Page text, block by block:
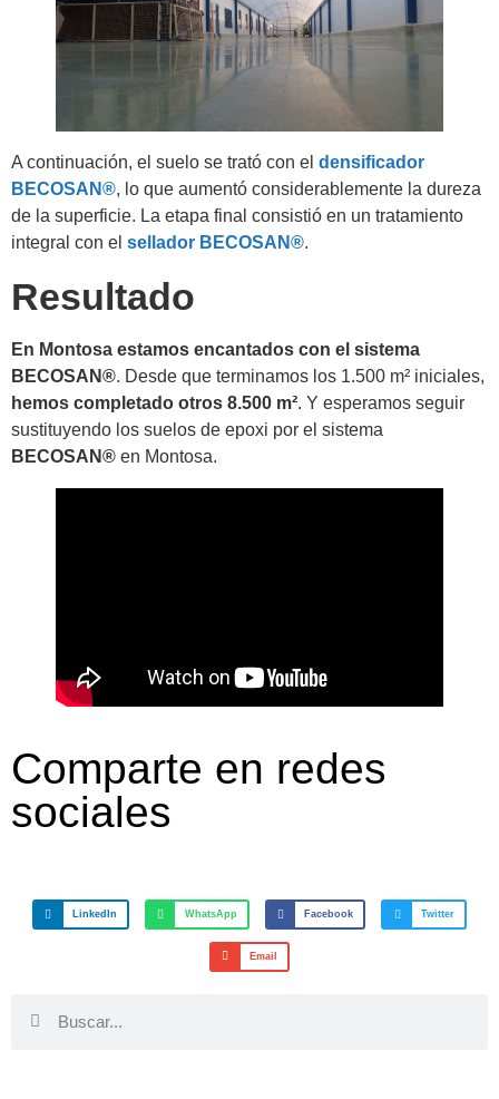
A continuación, el suelo se trató con el densificador
BECOSAN®, lo que aumentó considerablemente la dureza
de la superficie. La etapa final consistió en un tratamiento
integral con el sellador BECOSAN®.
Resultado
En Montosa estamos encantados con el sistema
BECOSAN®. Desde que terminamos los 1.500 m² iniciales,
hemos completado otros 8.500 m². Y esperamos seguir
sustituyendo los suelos de epoxi por el sistema
BECOSAN® en Montosa.
Comparte en redes
sociales
LinkedIn WhatsApp Facebook Twitter
Email